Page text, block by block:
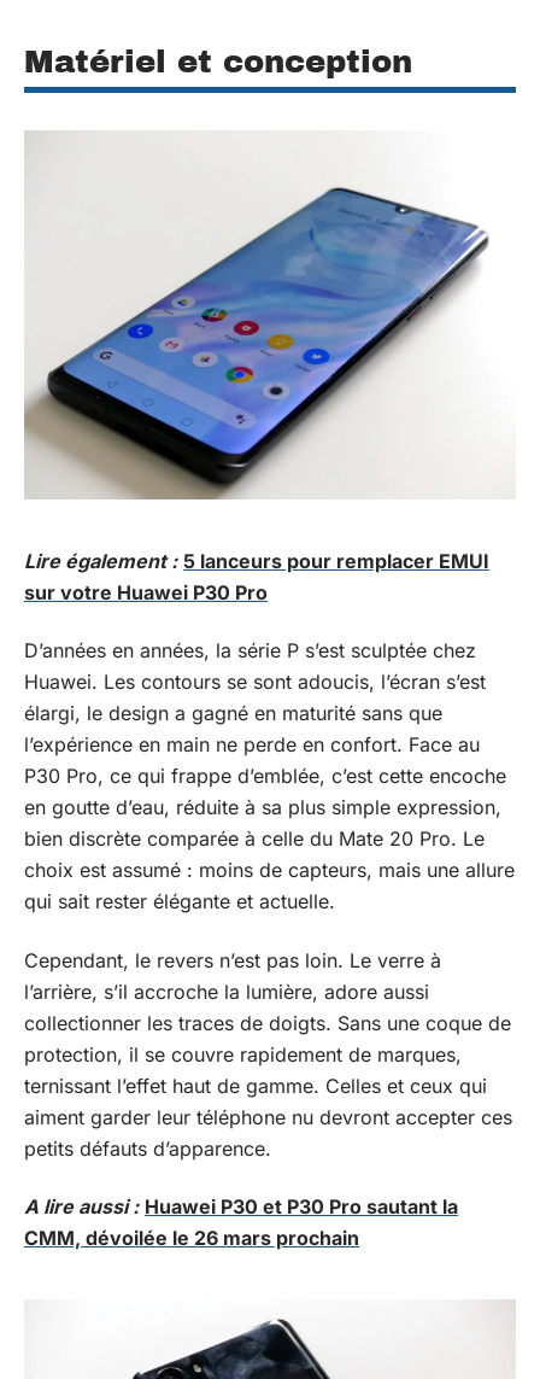
Matériel et conception
Lire également : 5 lanceurs pour remplacer EMUI
sur votre Huawei P30 Pro
D’années en années, la série P s’est sculptée chez
Huawei. Les contours se sont adoucis, l’écran s’est
élargi, le design a gagné en maturité sans que
l’expérience en main ne perde en confort. Face au
P30 Pro, ce qui frappe d’emblée, c’est cette encoche
en goutte d’eau, réduite à sa plus simple expression,
bien discrète comparée à celle du Mate 20 Pro. Le
choix est assumé : moins de capteurs, mais une allure
qui sait rester élégante et actuelle.
Cependant, le revers n’est pas loin. Le verre à
l’arrière, s’il accroche la lumière, adore aussi
collectionner les traces de doigts. Sans une coque de
protection, il se couvre rapidement de marques,
ternissant l’effet haut de gamme. Celles et ceux qui
aiment garder leur téléphone nu devront accepter ces
petits défauts d’apparence.
A lire aussi : Huawei P30 et P30 Pro sautant la
CMM, dévoilée le 26 mars prochain